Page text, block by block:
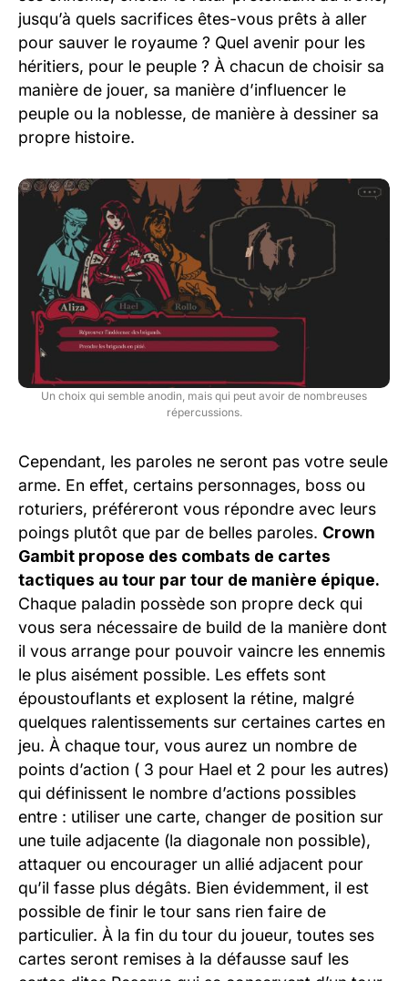
jusqu’à quels sacrifices êtes-vous prêts à aller
pour sauver le royaume ? Quel avenir pour les
héritiers, pour le peuple ? À chacun de choisir sa
manière de jouer, sa manière d’influencer le
peuple ou la noblesse, de manière à dessiner sa
propre histoire.
Un choix qui semble anodin, mais qui peut avoir de nombreuses
répercussions.
Cependant, les paroles ne seront pas votre seule
arme. En effet, certains personnages, boss ou
roturiers, préféreront vous répondre avec leurs
poings plutôt que par de belles paroles. Crown
Gambit propose des combats de cartes
tactiques au tour par tour de manière épique.
Chaque paladin possède son propre deck qui
vous sera nécessaire de build de la manière dont
il vous arrange pour pouvoir vaincre les ennemis
le plus aisément possible. Les effets sont
époustouflants et explosent la rétine, malgré
quelques ralentissements sur certaines cartes en
jeu. À chaque tour, vous aurez un nombre de
points d’action ( 3 pour Hael et 2 pour les autres)
qui définissent le nombre d’actions possibles
entre : utiliser une carte, changer de position sur
une tuile adjacente (la diagonale non possible),
attaquer ou encourager un allié adjacent pour
qu’il fasse plus dégâts. Bien évidemment, il est
possible de finir le tour sans rien faire de
particulier. À la fin du tour du joueur, toutes ses
cartes seront remises à la défausse sauf les